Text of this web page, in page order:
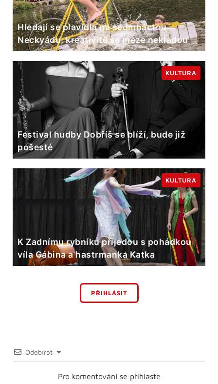
Hledají se plavidla na sedmnáctou
Neckyádu, kreativitě se meze nekladou
Festival hudby Dobříš se blíží, bude již
pošesté
KULTURA
K Zadnímu rybníku přijedou s pohádkou
víla Gábina a hastrmanka Katka
KULTURA
PŘIHLÁSIT
Odebírat
Pro komentování se přihlaste